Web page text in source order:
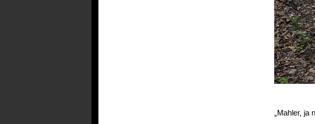
„Mahler, ja